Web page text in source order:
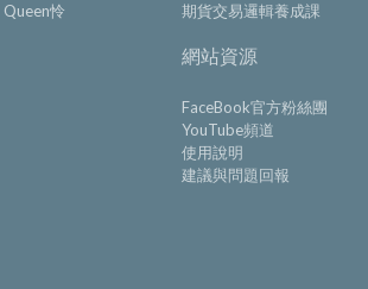
Queen怜
期貨交易邏輯養成課
網站資源
FaceBook官方粉絲團
YouTube頻道
使用說明
建議與問題回報